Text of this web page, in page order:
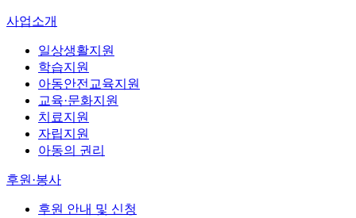
사업소개
일상생활지원
학습지원
아동안전교육지원
교육·문화지원
치료지원
자립지원
아동의 권리
후원·봉사
후원 안내 및 신청